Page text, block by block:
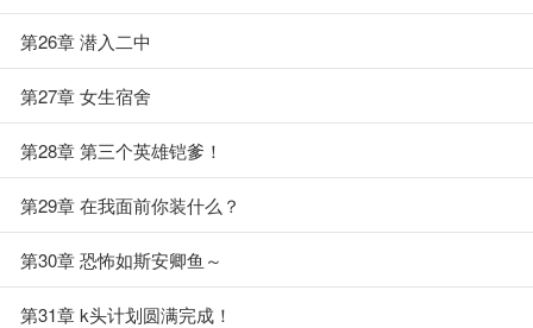
第26章 潜入二中
第27章 女生宿舍
第28章 第三个英雄铠爹！
第29章 在我面前你装什么？
第30章 恐怖如斯安卿鱼～
第31章 k头计划圆满完成！